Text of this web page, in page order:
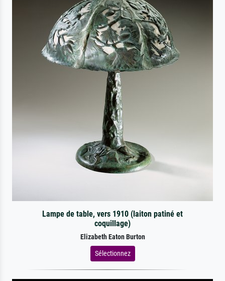
Lampe de table, vers 1910 (laiton patiné et
coquillage)
Elizabeth Eaton Burton
Sélectionnez